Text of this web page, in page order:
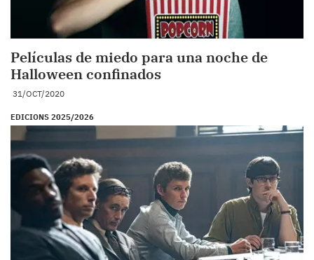
Películas de miedo para una noche de
Halloween confinados
31/OCT/2020
EDICIONS 2025/2026